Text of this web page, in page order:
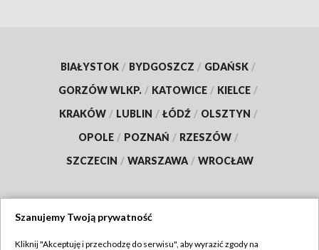
BIAŁYSTOK / BYDGOSZCZ / GDAŃSK /
GORZÓW WLKP. / KATOWICE / KIELCE /
KRAKÓW / LUBLIN / ŁÓDŹ / OLSZTYN /
OPOLE / POZNAŃ / RZESZÓW /
SZCZECIN / WARSZAWA / WROCŁAW
Szanujemy Twoją prywatność
Kliknij "Akceptuję i przechodzę do serwisu", aby wyrazić zgody na